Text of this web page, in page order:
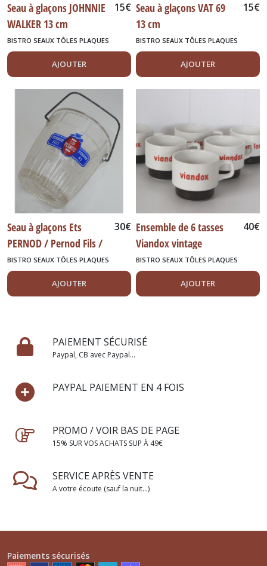
Seau à glaçons JOHNNIE
WALKER 13 cm
15€
BISTRO SEAUX TÔLES PLAQUES
DIVERS
AJOUTER
Seau à glaçons VAT 69
13 cm
15€
BISTRO SEAUX TÔLES PLAQUES
DIVERS
AJOUTER
Seau à glaçons Ets
PERNOD / Pernod Fils /
Pernod 45 12 cm
30€
BISTRO SEAUX TÔLES PLAQUES
DIVERS
AJOUTER
Ensemble de 6 tasses
Viandox vintage
40€
BISTRO SEAUX TÔLES PLAQUES
DIVERS
AJOUTER
PAIEMENT SÉCURISÉ
Paypal, CB avec Paypal...
PAYPAL PAIEMENT EN 4 FOIS
PROMO / VOIR BAS DE PAGE
15% SUR VOS ACHATS SUP À 49€
SERVICE APRÈS VENTE
A votre écoute (sauf la nuit...)
Paiements sécurisés